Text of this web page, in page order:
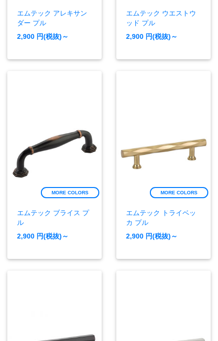
エムテック アレキサン
ダー プル
2,900 円(税抜)～
エムテック ウエストウ
ッド プル
2,900 円(税抜)～
MORE COLORS
エムテック ブライス プ
ル
2,900 円(税抜)～
MORE COLORS
エムテック トライベッ
カ プル
2,900 円(税抜)～